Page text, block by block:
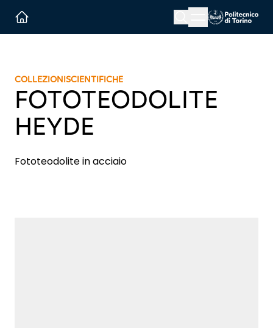
Menu button
COLLEZIONISCIENTIFICHE
FOTOTEODOLITE
HEYDE
Fototeodolite in acciaio